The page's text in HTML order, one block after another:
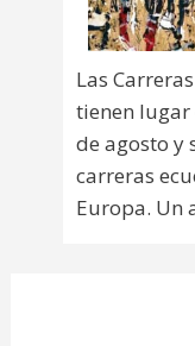
Las
tienen lugar
de agosto y
carreras
Europa. Un